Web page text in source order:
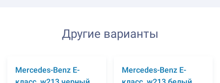
Другие варианты
Mercedes-Benz E-
Mercedes-Benz E-